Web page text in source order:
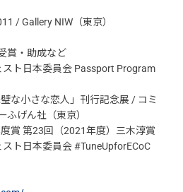
/ Gallery NIW（東京）
賞・助成など
ト日本委員会 Passport Program
な小さな恋人」刊行記念展 / コミ
ふげん社（東京）
賞 第23回（2021年度）三木淳賞
ト日本委員会 #TuneUpforECoC